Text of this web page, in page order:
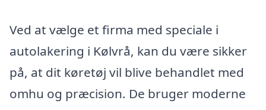
Ved at vælge et firma med speciale i
autolakering i Kølvrå, kan du være sikker
på, at dit køretøj vil blive behandlet med
omhu og præcision. De bruger moderne